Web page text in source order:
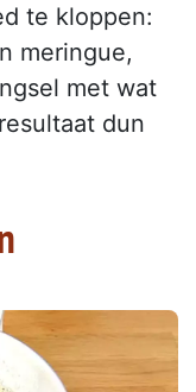
te kloppen:
meringue,
met wat
dun